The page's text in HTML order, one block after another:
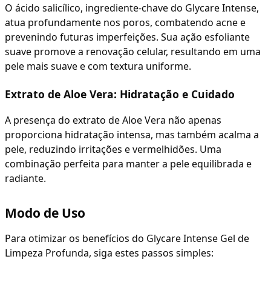
O ácido salicílico, ingrediente-chave do Glycare Intense,
atua profundamente nos poros, combatendo acne e
prevenindo futuras imperfeições. Sua ação esfoliante
suave promove a renovação celular, resultando em uma
pele mais suave e com textura uniforme.
Extrato de Aloe Vera: Hidratação e Cuidado
A presença do extrato de Aloe Vera não apenas
proporciona hidratação intensa, mas também acalma a
pele, reduzindo irritações e vermelhidões. Uma
combinação perfeita para manter a pele equilibrada e
radiante.
Modo de Uso
Para otimizar os benefícios do Glycare Intense Gel de
Limpeza Profunda, siga estes passos simples: